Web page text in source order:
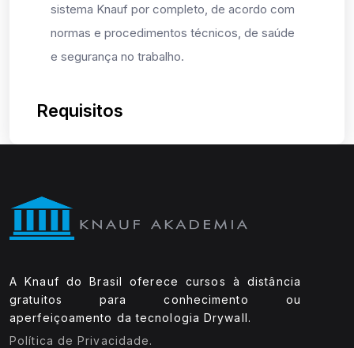
sistema Knauf por completo, de acordo com
normas e procedimentos técnicos, de saúde
e segurança no trabalho.
Requisitos
A Knauf do Brasil oferece cursos à distância
gratuitos para conhecimento ou
aperfeiçoamento da tecnologia Drywall.
Política de Privacidade.